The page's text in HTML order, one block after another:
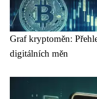
Graf kryptoměn:
digitálních měn